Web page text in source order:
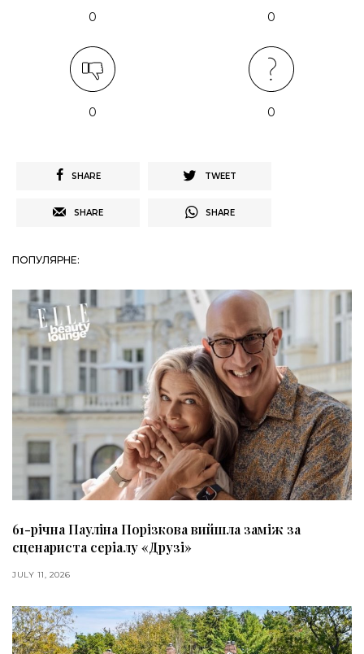
0 0
0 0
SHARE TWEET
SHARE SHARE
ПОПУЛЯРНЕ:
61-річна Пауліна Порізкова вийшла заміж за
сценариста серіалу «Друзі»
JULY 11, 2026